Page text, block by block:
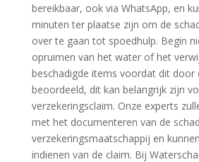
bereikbaar, ook via WhatsApp, en
minuten ter plaatse zijn om de
over te gaan tot spoedhulp.​ Begin
opruimen van het water of het
beschadigde items voordat dit door
beoordeeld, dit kan belangrijk zijn
verzekeringsclaim.​ Onze experts
met het documenteren van de
verzekeringsmaatschappij en
indienen van de claim.​ Bij